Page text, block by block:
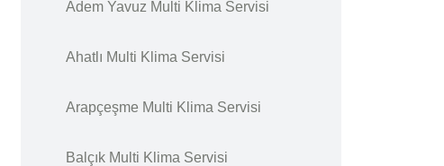
Adem Yavuz Multi Klima Servisi
Ahatlı Multi Klima Servisi
Arapçeşme Multi Klima Servisi
Balçık Multi Klima Servisi